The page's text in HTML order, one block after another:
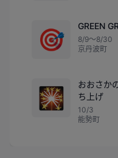
🎯
GREEN
8/9〜8/30
京丹波町
🎇
おおさか
ち上げ
10/3
能勢町